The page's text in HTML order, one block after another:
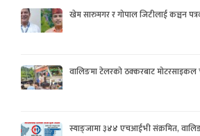
खेम सारुमगर र गोपाल जिटीलाई कञ्चन
वालिङमा टेलरको ठक्करबाट
स्याङ्जामा ३४४ एचआईभी संक्रमित,